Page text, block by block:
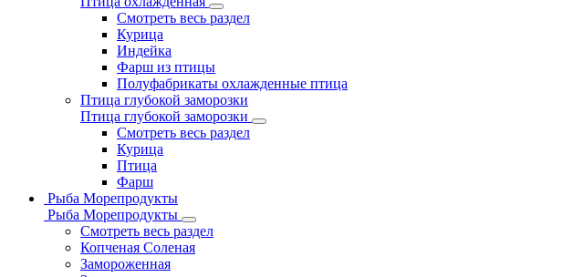
Смотреть весь раздел
Курица
Индейка
Фарш из птицы
Полуфабрикаты охлажденные птица
Птица глубокой заморозки
Птица глубокой заморозки
Смотреть весь раздел
Курица
Птица
Фарш
Рыба Морепродукты
Рыба Морепродукты
Смотреть весь раздел
Копченая Соленая
Замороженная